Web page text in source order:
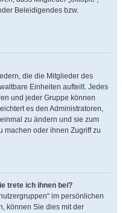
Beleidigendes bzw.
die die Mitglieder des
Einheiten aufteilt. Jedes
und jeder Gruppe können
es den Administratoren,
zu ändern und sie zum
machen oder ihnen Zugriff zu
trete ich ihnen bei?
im persönlichen
können Sie dies mit der